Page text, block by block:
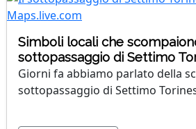
Simboli locali che
sottopassaggio di Settimo
Giorni fa abbiamo parlato della
sottopassaggio di Settimo